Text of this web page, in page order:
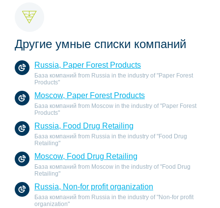
Другие умные списки компаний
Russia, Paper Forest Products
База компаний from Russia in the industry of "Paper Forest
Products"
Moscow, Paper Forest Products
База компаний from Moscow in the industry of "Paper Forest
Products"
Russia, Food Drug Retailing
База компаний from Russia in the industry of "Food Drug
Retailing"
Moscow, Food Drug Retailing
База компаний from Moscow in the industry of "Food Drug
Retailing"
Russia, Non-for profit organization
База компаний from Russia in the industry of "Non-for profit
organization"